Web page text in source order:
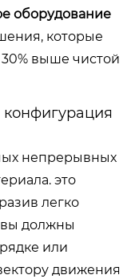
оборудование
которые
выше чистой
непрерывных
это
легко
должны
или
движения